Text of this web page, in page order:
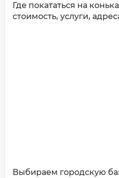
Где покататься на
стоимость, услуги,
Выбираем городскую